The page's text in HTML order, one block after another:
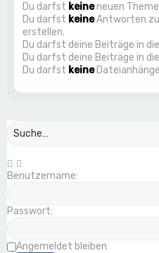
Du darfst keineneuen
Du darfst keineAntworten zu
erstellen.
Du darfst deine Beiträge in
Du darfst deine Beiträge in
Du darfst keine
Benutzername:
Passwort:
Angemeldet bleiben